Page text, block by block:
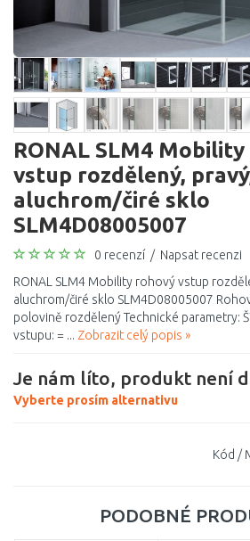
RONAL SLM4
vstup rozdělený,
aluchrom/čiré sklo
SLM4D08005007
0 recenzí / Napsat recenzi
RONAL SLM4 Mobility rohový vstup
aluchrom/čiré sklo SLM4D08005007
polovině rozdělený Technické parametry:
vstupu: = ... Zobrazit celý popis »
Je nám líto, produkt není
Vyberte prosím alternativu
Kód /
PODOBNÉ